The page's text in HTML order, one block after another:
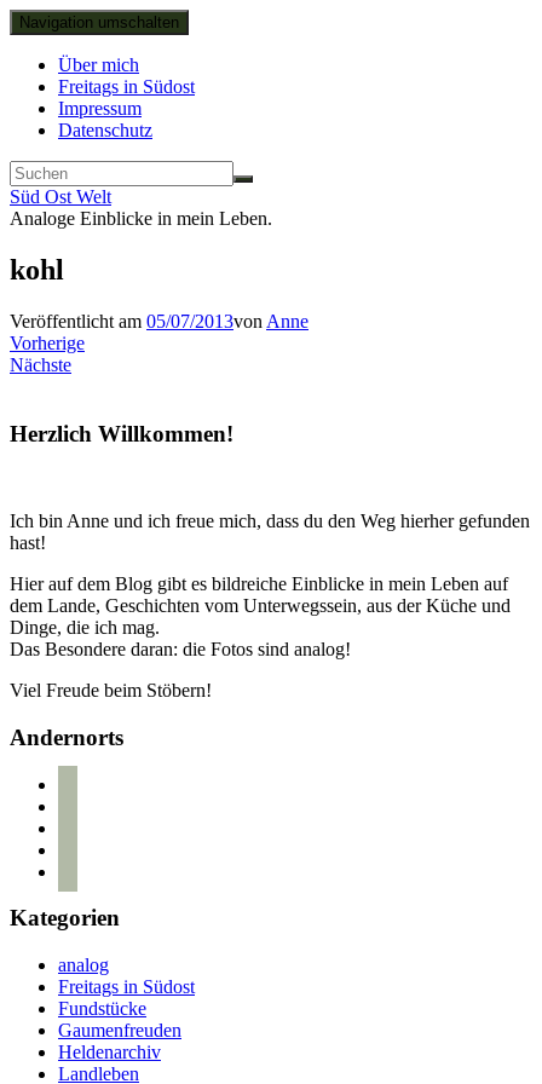
Navigation umschalten
Über mich
Freitags in Südost
Impressum
Datenschutz
Süd Ost Welt
Analoge Einblicke in mein Leben.
kohl
Veröffentlicht am 05/07/2013von Anne
Vorherige
Nächste
Herzlich Willkommen!
Ich bin Anne und ich freue mich, dass du den Weg hierher gefunden
hast!
Hier auf dem Blog gibt es bildreiche Einblicke in mein Leben auf
dem Lande, Geschichten vom Unterwegssein, aus der Küche und
Dinge, die ich mag.
Das Besondere daran: die Fotos sind analog!
Viel Freude beim Stöbern!
Andernorts
Kategorien
analog
Freitags in Südost
Fundstücke
Gaumenfreuden
Heldenarchiv
Landleben